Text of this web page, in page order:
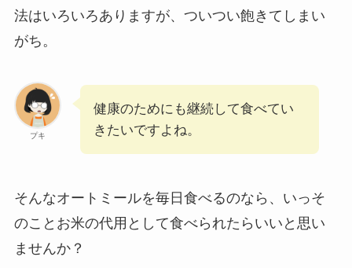
法はいろいろありますが、ついつい飽きてしまい
がち。
プキ
健康のためにも継続して食べてい
きたいですよね。
そんなオートミールを毎日食べるのなら、いっそ
のことお米の代用として食べられたらいいと思い
ませんか？